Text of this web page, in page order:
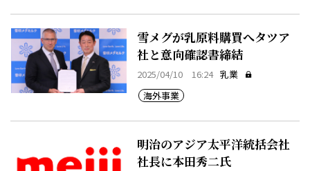
雪メグが乳原料購買へタツア
社と意向確認書締結
2025/04/10 16:24 乳業
海外事業
明治のアジア太平洋統括会社
社長に本田秀二氏